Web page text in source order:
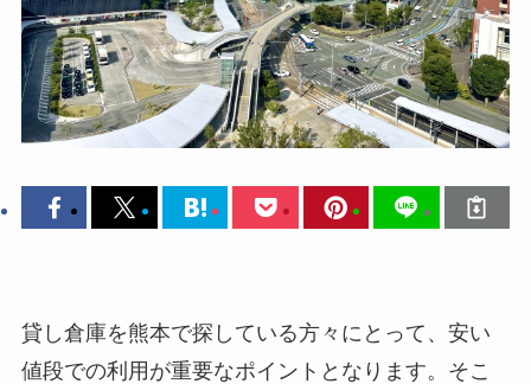
貸し倉庫を熊本で探している方々にとって、安い
値段での利用が重要なポイントとなります。そこ